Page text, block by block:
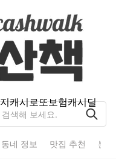
캐시로또보험캐시딜
동네 정보 맛집 추천 분